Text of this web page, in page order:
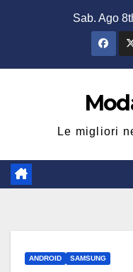
Sab. Ago
Le migliori
ANDROID SAMSUNG